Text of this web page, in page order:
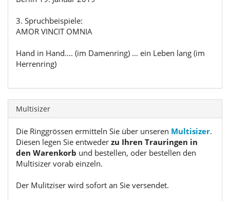
3. Spruchbeispiele:
AMOR VINCIT OMNIA
Hand in Hand.... (im Damenring) ... ein Leben lang (im
Herrenring)
Multisizer
Die Ringgrössen ermitteln Sie über unseren Multisizer.
Diesen legen Sie entweder zu Ihren Trauringen in
den Warenkorb und bestellen, oder bestellen den
Multisizer vorab einzeln.
Der Mulitziser wird sofort an Sie versendet.